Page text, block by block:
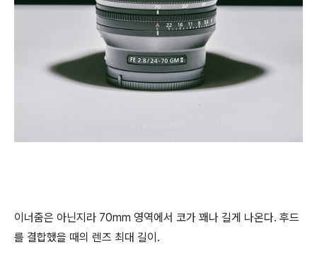
이너줌은 아닌지라 70mm 영역에서 코가 꽤나 길게 나온다. 후드
를 결합했을 때의 렌즈 최대 길이.